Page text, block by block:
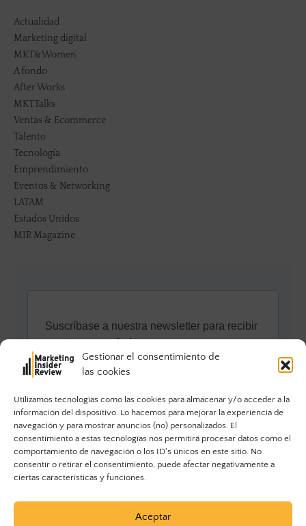
Gestionar el consentimiento de
las cookies
Utilizamos tecnologías como las cookies para almacenar y/o acceder a la
información del dispositivo. Lo hacemos para mejorar la experiencia de
navegación y para mostrar anuncios (no) personalizados. El
consentimiento a estas tecnologías nos permitirá procesar datos como el
comportamiento de navegación o los ID's únicos en este sitio. No
consentir o retirar el consentimiento, puede afectar negativamente a
ciertas características y funciones.
Aceptar
Actualidad
Marketing digital
MKT&Women
A fondo
After Works
MKTTalks
Ventas & Ecommerce
Talento
Tecnología
Emprendimiento
Eventos & Networking
LATAM
Estados Unidos
MIR Magazine